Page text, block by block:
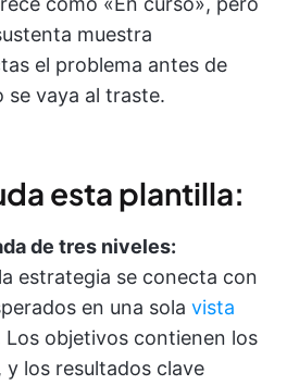
muestra
el problema antes de
se vaya al traste.
esta plantilla:
de tres niveles:
estrategia se conecta con
en una sola vista
Los objetivos contienen los
y los resultados clave